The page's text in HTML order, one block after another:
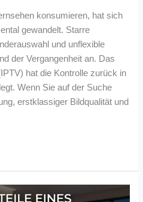
konsumieren, hat sich
gewandelt. Starre
und unflexible
der Vergangenheit an. Das
hat die Kontrolle zurück in
Wenn Sie auf der Suche
erstklassiger Bildqualität und